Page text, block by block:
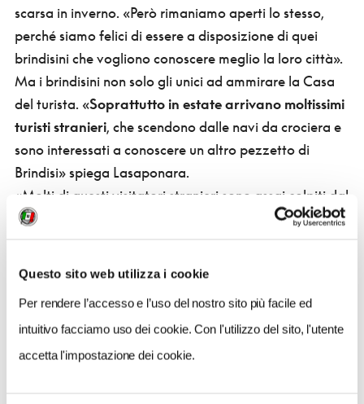
Questo sito web utilizza i cookie
Per rendere l’accesso e l’uso del nostro sito più facile ed
intuitivo facciamo uso dei cookie. Con l'utilizzo del sito, l'utente
accetta l'impostazione dei cookie.
scarsa in inverno. «Però rimaniamo aperti lo stesso,
perché siamo felici di essere a disposizione di quei
brindisini che vogliono conoscere meglio la loro città».
Ma i brindisini non solo gli unici ad ammirare la Casa
del turista. «Soprattutto in estate arrivano moltissimi
turisti stranieri, che scendono dalle navi da crociera e
sono interessati a conoscere un altro pezzetto di
Brindisi» spiega Lasaponara.
«Molti di questi visitatori stranieri sono assai colpiti dal
nostro impegno per promuovere la cultura della nostra
città ci sono diversi altri luoghi che meriterebbero di
venir aperti – conclude Lasaponara –.Ma
servirebbero nuovi volontari,soprattutto più giovani,
che sanno più le lingue in modo da poter venire